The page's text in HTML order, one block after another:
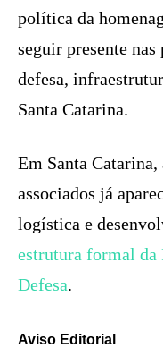
política da
seguir presente
defesa,
Santa Catarina.
Em Santa Catarina,
associados já
logística e
estrutura formal
Defesa.
Aviso Editorial